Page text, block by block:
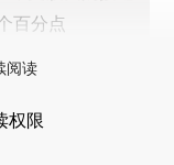
百分点
阅读
权限